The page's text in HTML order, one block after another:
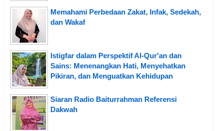
Memahami Perbedaan Zakat, Infak, Sedekah,
dan Wakaf
Istigfar dalam Perspektif Al-Qur'an dan
Sains: Menenangkan Hati, Menyehatkan
Pikiran, dan Menguatkan Kehidupan
Siaran Radio Baiturrahman Referensi
Dakwah